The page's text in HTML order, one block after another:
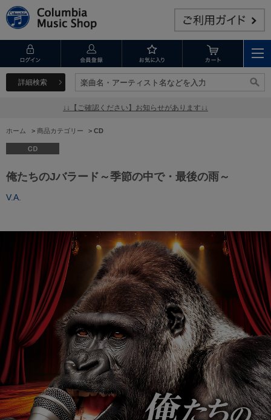
詳細検索 楽曲名・アーティスト名などを入力
楽曲名・アーティスト名などを入力
↓↓【ご確認ください】お知らせがあります↓↓
ホーム > 商品カテゴリー > CD
俺たちのJバラード～季節の中で・最後の雨～
V.A.